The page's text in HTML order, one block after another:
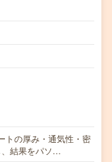
トの厚み・通気性・密
、結果をパソ…